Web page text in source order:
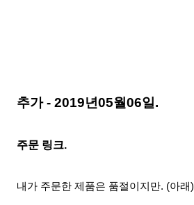
추가 - 2019년05월06일.
주문 링크.
내가 주문한 제품은 품절이지만. (아래)